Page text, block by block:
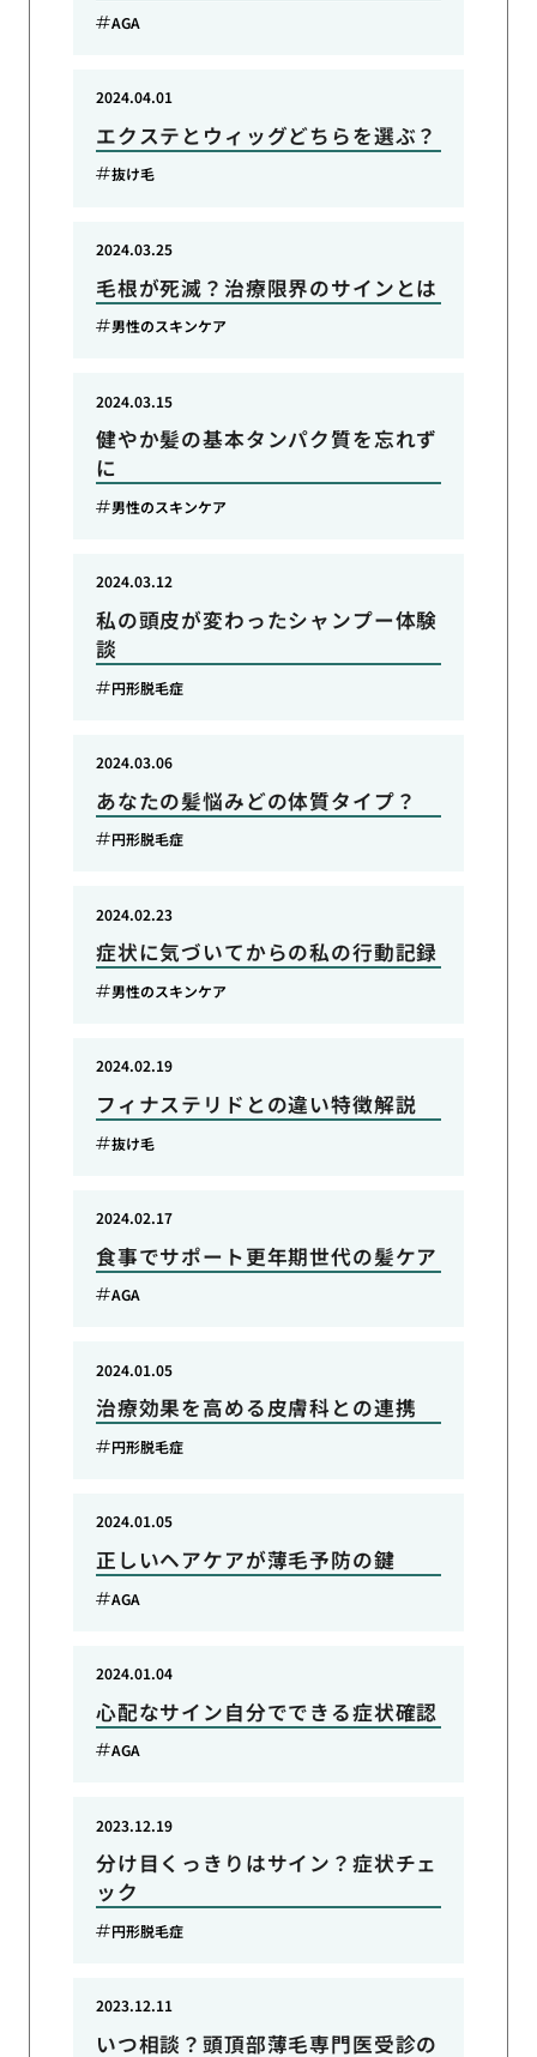
AGA
エクステとウィッグどちらを選ぶ？
2024.04.01
抜け毛
毛根が死滅？治療限界のサインとは
2024.03.25
男性のスキンケア
健やか髪の基本タンパク質を忘れず
に
2024.03.15
男性のスキンケア
私の頭皮が変わったシャンプー体験
談
2024.03.12
円形脱毛症
あなたの髪悩みどの体質タイプ？
2024.03.06
円形脱毛症
症状に気づいてからの私の行動記録
2024.02.23
男性のスキンケア
フィナステリドとの違い特徴解説
2024.02.19
抜け毛
食事でサポート更年期世代の髪ケア
2024.02.17
AGA
治療効果を高める皮膚科との連携
2024.01.05
円形脱毛症
正しいヘアケアが薄毛予防の鍵
2024.01.05
AGA
心配なサイン自分でできる症状確認
2024.01.04
AGA
分け目くっきりはサイン？症状チェ
ック
2023.12.19
円形脱毛症
いつ相談？頭頂部薄毛専門医受診の
2023.12.11